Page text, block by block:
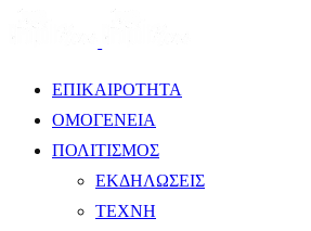
ΕΠΙΚΑΙΡΟΤΗΤΑ
ΟΜΟΓΕΝΕΙΑ
ΠΟΛΙΤΙΣΜΟΣ
ΕΚΔΗΛΩΣΕΙΣ
ΤΕΧΝΗ